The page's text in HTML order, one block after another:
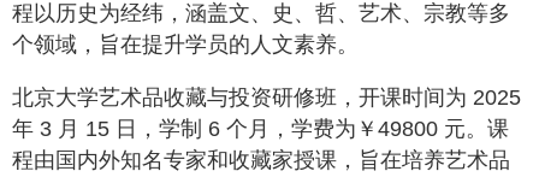
程以历史为经纬，涵盖文、史、哲、艺术、宗教等多
个领域，旨在提升学员的人文素养。
北京大学艺术品收藏与投资研修班，开课时间为 2025
年 3 月 15 日，学制 6 个月，学费为￥49800 元。课
程由国内外知名专家和收藏家授课，旨在培养艺术品